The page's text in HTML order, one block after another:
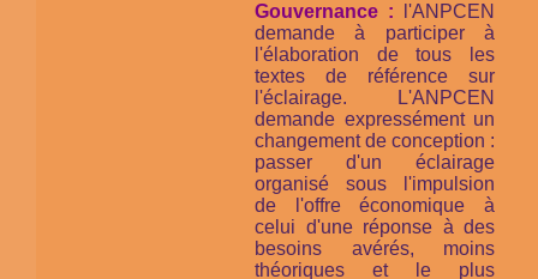
Gouvernance :
l'ANPCEN
demande à participer à
l'élaboration de tous les
textes de référence sur
l'éclairage. L'ANPCEN
demande expressément un
changement de conception :
passer d'un éclairage
organisé sous l'impulsion
de l'offre économique à
celui d'une réponse à des
besoins avérés, moins
théoriques et le plus